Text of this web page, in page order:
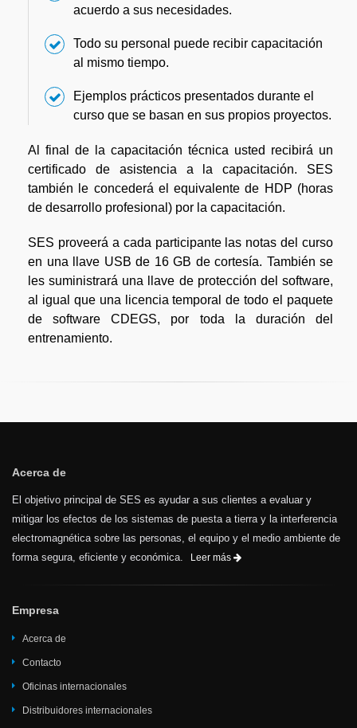
acuerdo a sus necesidades.
Todo su personal puede recibir capacitación
al mismo tiempo.
Ejemplos prácticos presentados durante el
curso que se basan en sus propios proyectos.
Al final de la capacitación técnica usted recibirá un
certificado de asistencia a la capacitación. SES
también le concederá el equivalente de HDP (horas
de desarrollo profesional) por la capacitación.
SES proveerá a cada participante las notas del curso
en una llave USB de 16 GB de cortesía. También se
les suministrará una llave de protección del software,
al igual que una licencia temporal de todo el paquete
de software CDEGS, por toda la duración del
entrenamiento.
Acerca de
El objetivo principal de SES es ayudar a sus clientes a evaluar y
mitigar los efectos de los sistemas de puesta a tierra y la interferencia
electromagnética sobre las personas, el equipo y el medio ambiente de
forma segura, eficiente y económica.
Leer más
Empresa
Acerca de
Contacto
Oficinas internacionales
Distribuidores internacionales